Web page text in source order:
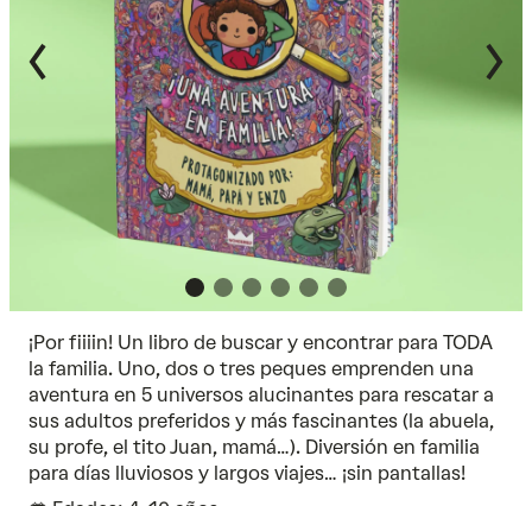
¡Por fiiiin! Un libro de buscar y encontrar para TODA
la familia. Uno, dos o tres peques emprenden una
aventura en 5 universos alucinantes para rescatar a
sus adultos preferidos y más fascinantes (la abuela,
su profe, el tito Juan, mamá…). Diversión en familia
para días lluviosos y largos viajes… ¡sin pantallas!